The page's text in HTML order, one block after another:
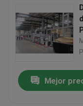
Mejor